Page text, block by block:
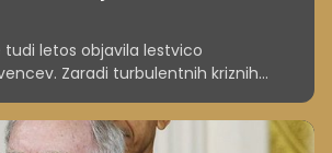
tudi letos objavila lestvico
Zaradi turbulentnih kriznih
nekatera znana imena, a tudi
ni malo.